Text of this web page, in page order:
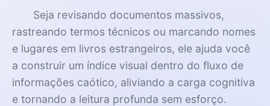
Seja revisando documentos massivos,
rastreando termos técnicos ou marcando nomes
e lugares em livros estrangeiros, ele ajuda você
a construir um índice visual dentro do fluxo de
informações caótico, aliviando a carga cognitiva
e tornando a leitura profunda sem esforço.